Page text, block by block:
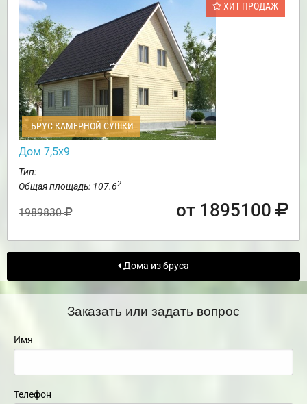
ХИТ ПРОДАЖ
БРУС КАМЕРНОЙ СУШКИ
Дом 7,5х9
Тип:
Общая площадь: 107.62
1989830 от 1895100
Дома из бруса
Заказать или задать вопрос
Имя
Телефон